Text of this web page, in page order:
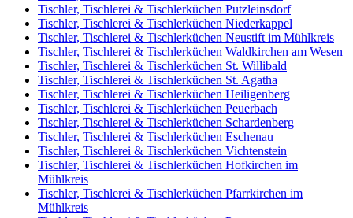
Tischler, Tischlerei & Tischlerküchen Putzleinsdorf
Tischler, Tischlerei & Tischlerküchen Niederkappel
Tischler, Tischlerei & Tischlerküchen Neustift im Mühlkreis
Tischler, Tischlerei & Tischlerküchen Waldkirchen am Wesen
Tischler, Tischlerei & Tischlerküchen St. Willibald
Tischler, Tischlerei & Tischlerküchen St. Agatha
Tischler, Tischlerei & Tischlerküchen Heiligenberg
Tischler, Tischlerei & Tischlerküchen Peuerbach
Tischler, Tischlerei & Tischlerküchen Schardenberg
Tischler, Tischlerei & Tischlerküchen Eschenau
Tischler, Tischlerei & Tischlerküchen Vichtenstein
Tischler, Tischlerei & Tischlerküchen Hofkirchen im
Mühlkreis
Tischler, Tischlerei & Tischlerküchen Pfarrkirchen im
Mühlkreis